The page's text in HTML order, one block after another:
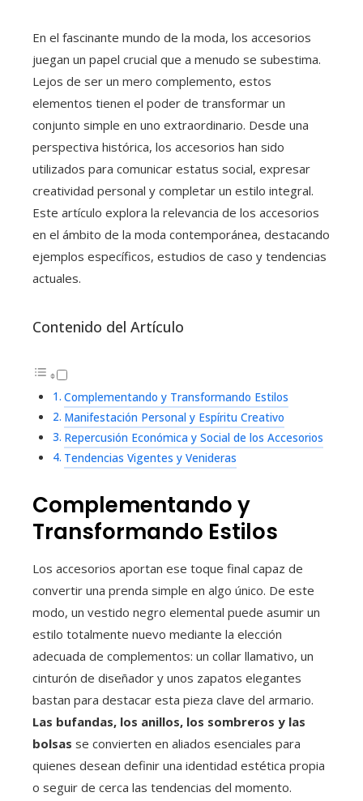
En el fascinante mundo de la moda, los accesorios
juegan un papel crucial que a menudo se subestima.
Lejos de ser un mero complemento, estos
elementos tienen el poder de transformar un
conjunto simple en uno extraordinario. Desde una
perspectiva histórica, los accesorios han sido
utilizados para comunicar estatus social, expresar
creatividad personal y completar un estilo integral.
Este artículo explora la relevancia de los accesorios
en el ámbito de la moda contemporánea, destacando
ejemplos específicos, estudios de caso y tendencias
actuales.
Contenido del Artículo
Complementando y Transformando Estilos
Manifestación Personal y Espíritu Creativo
Repercusión Económica y Social de los Accesorios
Tendencias Vigentes y Venideras
Complementando y
Transformando Estilos
Los accesorios aportan ese toque final capaz de
convertir una prenda simple en algo único. De este
modo, un vestido negro elemental puede asumir un
estilo totalmente nuevo mediante la elección
adecuada de complementos: un collar llamativo, un
cinturón de diseñador y unos zapatos elegantes
bastan para destacar esta pieza clave del armario.
Las bufandas, los anillos, los sombreros y las
bolsas se convierten en aliados esenciales para
quienes desean definir una identidad estética propia
o seguir de cerca las tendencias del momento.